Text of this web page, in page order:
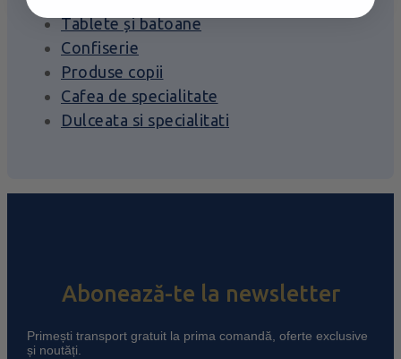
Tablete și batoane
Confiserie
Produse copii
Cafea de specialitate
Dulceata si specialitati
Abonează-te la newsletter
Primești transport gratuit la prima comandă, oferte exclusive
și noutăți.